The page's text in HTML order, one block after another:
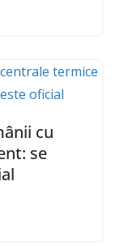
cu
se